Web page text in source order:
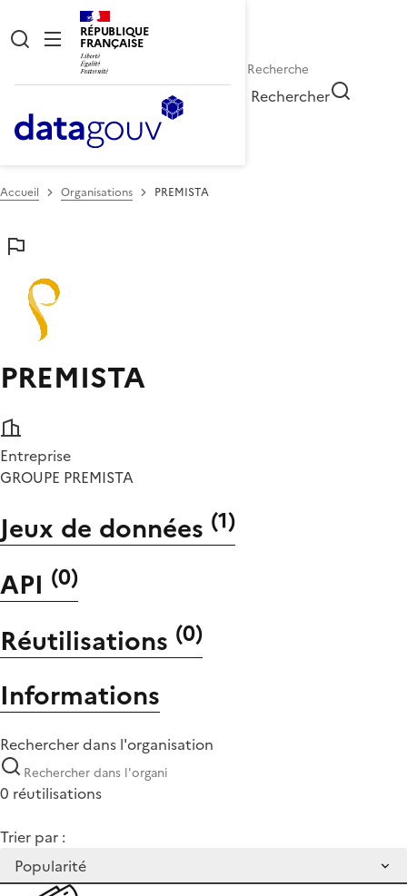
RÉPUBLIQUE
FRANÇAISE
Rechercher
Accueil Organisations PREMISTA
PREMISTA
Entreprise
GROUPE PREMISTA
Jeux de données (1)
API (0)
Réutilisations (0)
Informations
Rechercher dans l'organisation
0 réutilisations
Trier par :